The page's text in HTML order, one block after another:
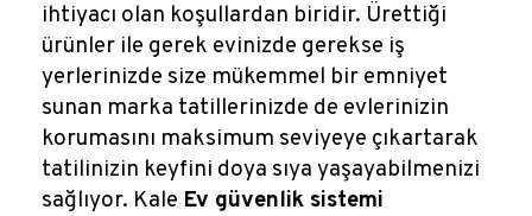
Blog
ihtiyacı olan koşullardan biridir. Ürettiği
ürünler ile gerek evinizde gerekse iş
yerlerinizde size mükemmel bir emniyet
sunan marka tatillerinizde de evlerinizin
korumasını maksimum seviyeye çıkartarak
tatilinizin keyfini doya sıya yaşayabilmenizi
sağlıyor. Kale Ev güvenlik sistemi